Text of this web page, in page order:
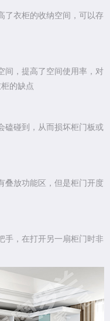
了衣柜的收纳空间，可以存
间，提高了空间使用率，对
的缺点
磕碰到，从而损坏柜门板或
叠放功能区，但是柜门开度
手，在打开另一扇柜门时非